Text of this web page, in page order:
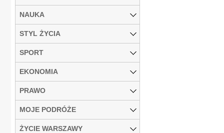
NAUKA
STYL ŻYCIA
SPORT
EKONOMIA
PRAWO
MOJE PODRÓŻE
ŻYCIE WARSZAWY